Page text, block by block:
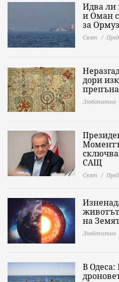
Идва ли
и Оман
за
Свят
дори
Любопитно
САЩ
Свят
на
Любопитно
В